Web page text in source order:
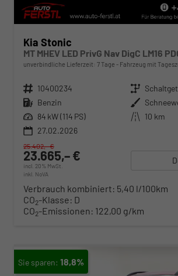
Kia Stonic
MT MHEV LED PrivG Nav DigC LM16
unverbindliche Lieferzeit: 7 Tage Fahrzeug mit
Fahrzeugnr. 10400234 Getriebe
Kraftstoff Benzin Außenfarbe
Leistung 84 kW (114 PS) Kilometerstand 10 km
27.02.2026
23.665,– €
incl. 20% MwSt.
inkl. NoVA
25.402,– €
Verbrauch kombiniert: 5,40 l/100km
CO2-Klasse: D
CO2-Emissionen: 122,00 g/km
18,8%